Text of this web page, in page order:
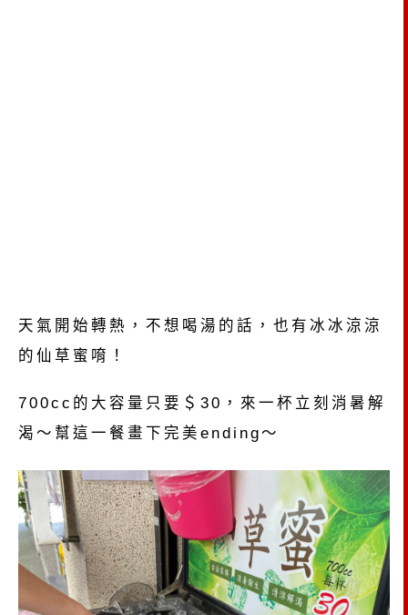
天氣開始轉熱，不想喝湯的話，也有冰冰涼涼
的仙草蜜唷！
700cc的大容量只要＄30，來一杯立刻消暑解
渴～幫這一餐畫下完美ending～